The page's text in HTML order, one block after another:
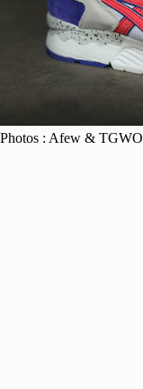
Photos : Afew & TGWO